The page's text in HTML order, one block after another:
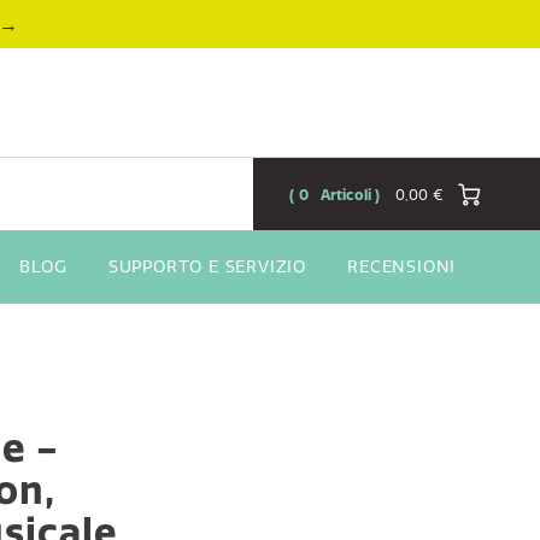
→
0,00 €
0 Articoli
BLOG SUPPORTO E SERVIZIO RECENSIONI
-